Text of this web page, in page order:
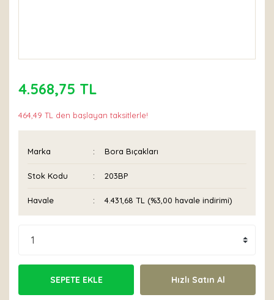
4.568,75 TL
464,49 TL den başlayan taksitlerle!
Marka Bora Bıçakları
Stok Kodu 203BP
Havale 4.431,68 TL (%3,00 havale indirimi)
SEPETE EKLE Hızlı Satın Al